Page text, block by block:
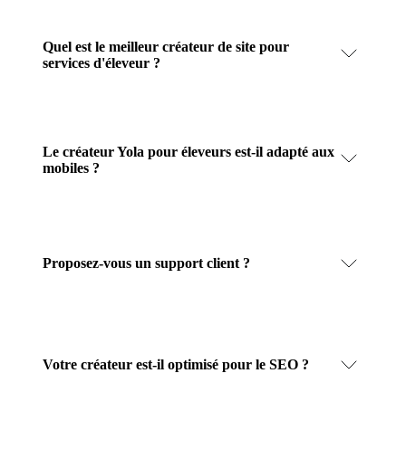
Quel est le meilleur créateur de site pour
services d'éleveur ?
Le créateur Yola pour éleveurs est-il adapté aux
mobiles ?
Proposez-vous un support client ?
Votre créateur est-il optimisé pour le SEO ?